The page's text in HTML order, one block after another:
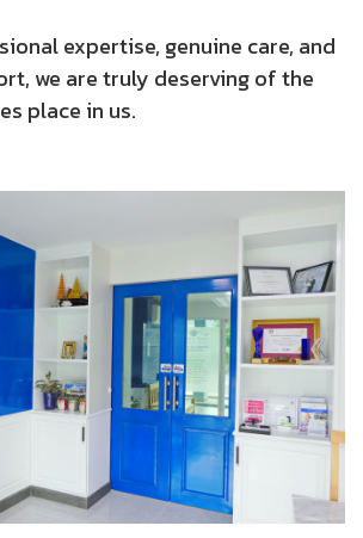
expertise, genuine care, and
we are truly deserving of the
place in us.